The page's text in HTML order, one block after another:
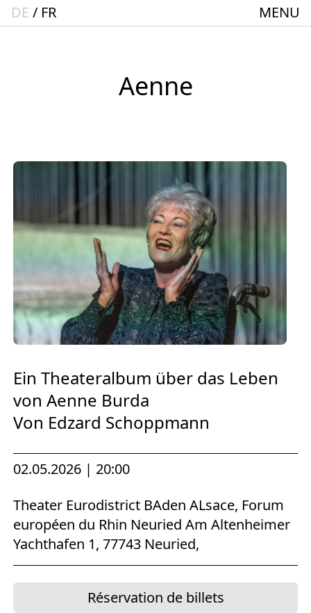
DE FR MENU
Startseite
ACTO – Städte und Gemeindebund-Theater
Theaterclub für Senior:innen + 60
Geschichte
Ensemble
Theater BAden ALsace Spielstätte im
Europäischen Forum am Rhein
ALsace
Services
Aenne
Ein Theateralbum über das Leben
von Aenne Burda
Von Edzard Schoppmann
02.05.2026 | 20:00
Theater Eurodistrict BAden ALsace, Forum
européen du Rhin Neuried Am Altenheimer
Yachthafen 1, 77743 Neuried,
Réservation de billets